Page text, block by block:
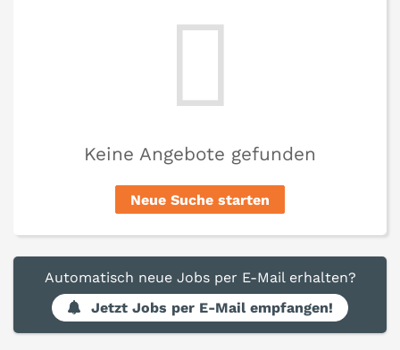
Keine Angebote gefunden
Neue Suche starten
Automatisch neue Jobs per E-Mail erhalten?
Jetzt Jobs per E-Mail empfangen!